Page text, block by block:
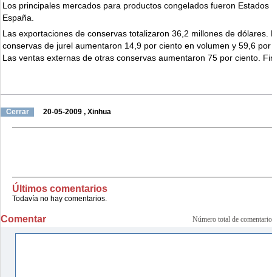
Los principales mercados para productos congelados fueron Estados
España.
Las exportaciones de conservas totalizaron 36,2 millones de dólares.
conservas de jurel aumentaron 14,9 por ciento en volumen y 59,6
Las ventas externas de otras conservas aumentaron 75 por ciento.
Cerrar 20-05-2009 , Xinhua
Últimos comentarios
Todavía no hay comentarios.
Comentar Número total de